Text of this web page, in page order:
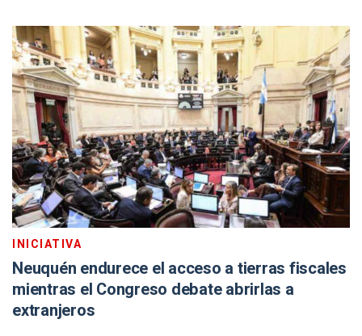
INICIATIVA
Neuquén endurece el acceso a tierras fiscales
mientras el Congreso debate abrirlas a
extranjeros